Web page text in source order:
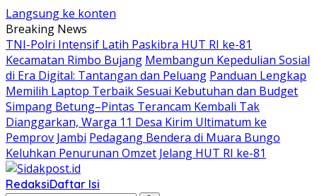
Langsung ke konten
Breaking News
TNI-Polri Intensif Latih Paskibra HUT RI ke-81
Kecamatan Rimbo Bujang Membangun Kepedulian Sosial
di Era Digital: Tantangan dan Peluang Panduan Lengkap
Memilih Laptop Terbaik Sesuai Kebutuhan dan Budget
Simpang Betung–Pintas Terancam Kembali Tak
Dianggarkan, Warga 11 Desa Kirim Ultimatum ke
Pemprov Jambi Pedagang Bendera di Muara Bungo
Keluhkan Penurunan Omzet Jelang HUT RI ke-81
RedaksiDaftar Isi